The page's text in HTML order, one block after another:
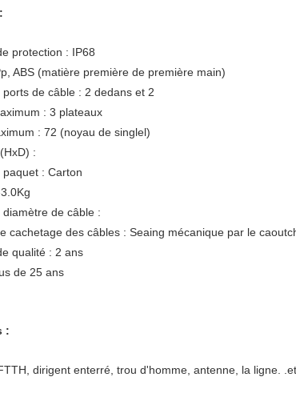
protection : IP68
ABS (matière première de première main)
ports de câble : 2 dedans et 2
: 3 plateaux
: 72 (noyau de singlel)
:
paquet : Carton
de câble :
cachetage des câbles : Seaing mécanique par le
qualité : 2 ans
de 25 ans
:
dirigent enterré, trou d'homme, antenne, la ligne.